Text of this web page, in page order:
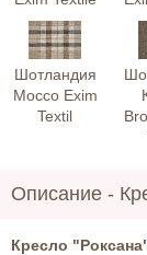
Шотландия
Mocco Exim
Textil
Описание -
Кресло